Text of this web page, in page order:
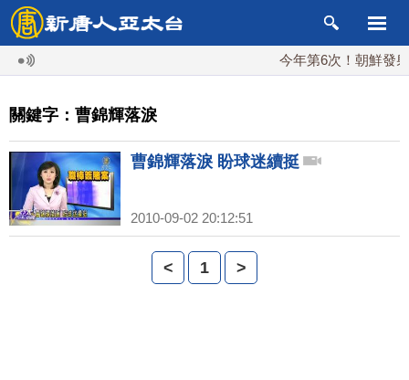
今年第6次！朝鮮發射
關鍵字：曹錦輝落淚
曹錦輝落淚 盼球迷續挺
2010-09-02 20:12:51
< 1 >